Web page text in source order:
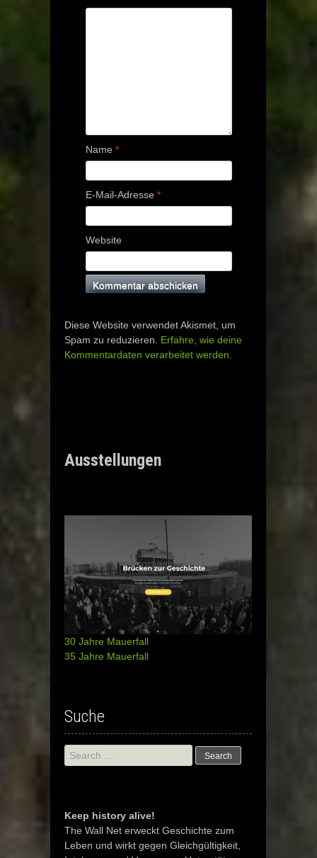
Name *
E-Mail-Adresse *
Website
Diese Website verwendet Akismet, um
Spam zu reduzieren. Erfahre, wie deine
Kommentardaten verarbeitet werden.
Ausstellungen
30 Jahre Mauerfall
35 Jahre Mauerfall
Suche
Search
for:
Keep history alive!
The Wall Net erweckt Geschichte zum
Leben und wirkt gegen Gleichgültigkeit,